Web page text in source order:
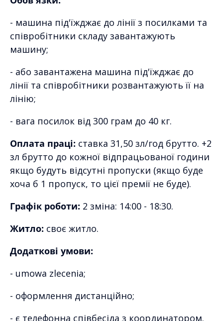
- машина під'їжджає до лінії з посилками та
співробітники складу завантажують
машину;
- або завантажена машина під'їжджає до
лінії та співробітники розвантажують її на
лінію;
- вага посилок від 300 грам до 40 кг.
Оплата праці: ставка 31,50 зл/год брутто. +2
зл брутто до кожної відпрацьованої години
якщо будуть відсутні пропуски (якщо буде
хоча б 1 пропуск, то цієї премії не буде).
Графік роботи: 2 зміна: 14:00 - 18:30.
Житло: своє житло.
Додаткові умови:
- umowa zlecenia;
- оформлення дистанційно;
- є телефонна співбесіда з координатором.